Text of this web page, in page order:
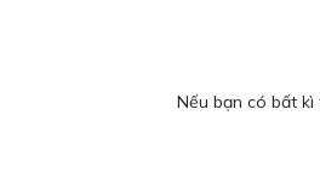
Nếu bạn có bất